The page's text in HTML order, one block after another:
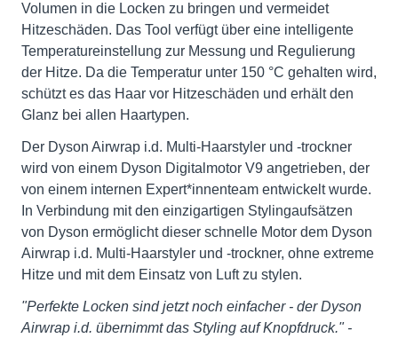
Volumen in die Locken zu bringen und vermeidet
Hitzeschäden. Das Tool verfügt über eine intelligente
Temperatureinstellung zur Messung und Regulierung
der Hitze. Da die Temperatur unter 150 °C gehalten wird,
schützt es das Haar vor Hitzeschäden und erhält den
Glanz bei allen Haartypen.
Der Dyson Airwrap i.d. Multi-Haarstyler und -trockner
wird von einem Dyson Digitalmotor V9 angetrieben, der
von einem internen Expert*innenteam entwickelt wurde.
In Verbindung mit den einzigartigen Stylingaufsätzen
von Dyson ermöglicht dieser schnelle Motor dem Dyson
Airwrap i.d. Multi-Haarstyler und -trockner, ohne extreme
Hitze und mit dem Einsatz von Luft zu stylen.
"Perfekte Locken sind jetzt noch einfacher - der Dyson
Airwrap i.d. übernimmt das Styling auf Knopfdruck." -